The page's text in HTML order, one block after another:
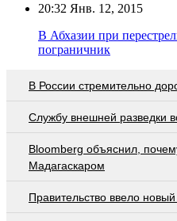
20:32 Янв. 12, 2015
В Абхазии при
пограничник
В России стремительно
Службу внешней разведки
Bloomberg объяснил,
Мадагаскаром
Правительство ввело